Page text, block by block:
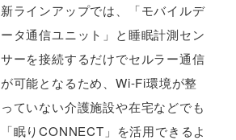
新ラインアップでは、「モバイルデ
ータ通信ユニット」と睡眠計測セン
サーを接続するだけでセルラー通信
が可能となるため、Wi-Fi環境が整
っていない介護施設や在宅などでも
「眠りCONNECT」を活用できるよ